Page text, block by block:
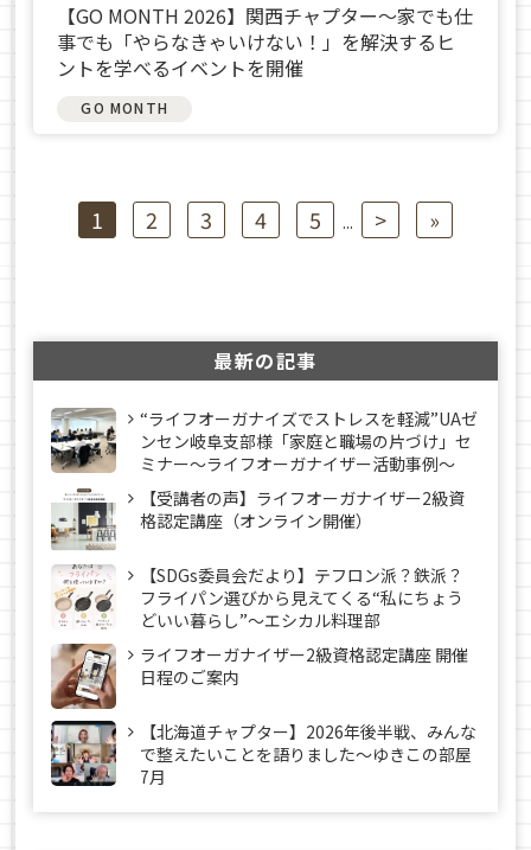
【GO MONTH 2026】関西チャプター～家でも仕
事でも「やらなきゃいけない！」を解決するヒ
ントを学べるイベントを開催
GO MONTH
1 2 3 4 5 ... > »
最新の記事
“ライフオーガナイズでストレスを軽減”UAゼ
ンセン岐阜支部様「家庭と職場の片づけ」セ
ミナー～ライフオーガナイザー活動事例〜
【受講者の声】ライフオーガナイザー2級資
格認定講座（オンライン開催）
【SDGs委員会だより】テフロン派？鉄派？
フライパン選びから見えてくる“私にちょう
どいい暮らし”～エシカル料理部
ライフオーガナイザー2級資格認定講座 開催
日程のご案内
【北海道チャプター】2026年後半戦、みんな
で整えたいことを語りました～ゆきこの部屋
7月